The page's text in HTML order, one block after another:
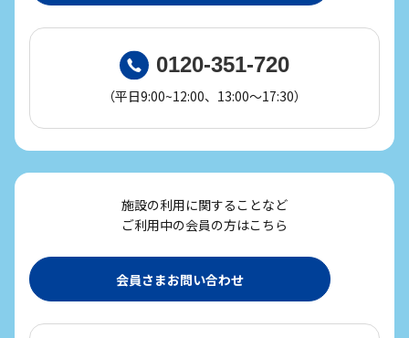
0120-351-720
（平日9:00~12:00、13:00～17:30）
施設の利用に関することなど
ご利用中の会員の方はこちら
会員さまお問い合わせ